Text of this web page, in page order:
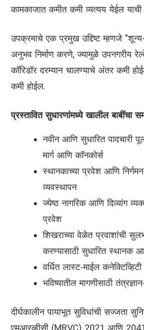
कामकाजात कमीत कमी व्यत्यय येईल
उपक्रमाचे एक प्रमुख उद्दिष्ट म्हणजे
अनुभव निर्माण करणे, ज्यामुळे उपनगरीय
कॉरिडॉर दरम्यान चालण्याचे अंतर कमी
कमी होईल.
प्रस्तावित सुधारणांमध्ये खालील बाबींचा
नवीन आणि सुधारित पादचारी
मार्ग आणि कॉनकोर्स
स्थानकाच्या प्रवेश आणि
व्यवस्थापन
ज्येष्ठ नागरिक आणि दिव्यांग
प्रवेश
शिखराच्या वेळेत प्रवाशांची
करण्यासाठी सुधारित स्थानक
वर्धित लास्ट-माईल कनेक्टिव्हिटी
भविष्यातील मागणीसाठी
दीर्घकालीन पायाभूत सुविधांची सज्जता